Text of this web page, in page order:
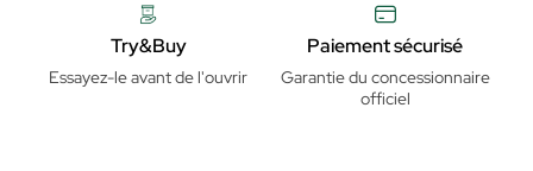
Try&Buy
Essayez-le avant de l'ouvrir
Paiement sécurisé
Garantie du concessionnaire
officiel